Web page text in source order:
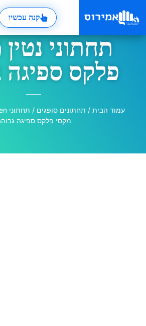
קנה עכשיו
תחתוני
פלקס ספיגה
עמוד הבית / תחתונים סופגים / תחתוני Nateen
מקסי פלקס ספיגה